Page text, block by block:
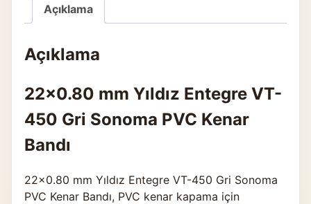
Açıklama
Açıklama
22×0.80 mm Yıldız Entegre VT-
450 Gri Sonoma PVC Kenar
Bandı
22×0.80 mm Yıldız Entegre VT-450 Gri Sonoma
PVC Kenar Bandı, PVC kenar kapama için